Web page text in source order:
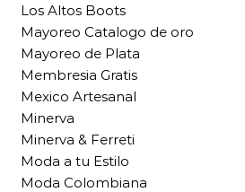
Los Altos Boots
Mayoreo Catalogo de oro
Mayoreo de Plata
Membresia Gratis
Mexico Artesanal
Minerva
Minerva & Ferreti
Moda a tu Estilo
Moda Colombiana